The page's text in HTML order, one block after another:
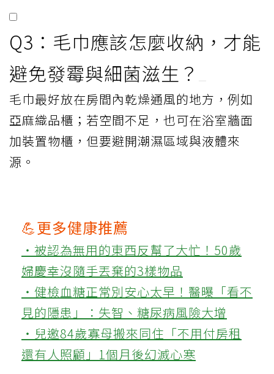
Q3：毛巾應該怎麼收納，才能
避免發霉與細菌滋生？
毛巾最好放在房間內乾燥通風的地方，例如
亞麻織品櫃；若空間不足，也可在浴室牆面
加裝置物櫃，但要避開潮濕區域與液體來
源。
💪更多健康推薦
‧被認為無用的東西反幫了大忙！50歲
婦慶幸沒隨手丟棄的3樣物品
‧健檢血糖正常別安心太早！醫曝「看不
見的隱患」：失智、糖尿病風險大增
‧兒邀84歲寡母搬來同住「不用付房租
還有人照顧」1個月後幻滅心寒